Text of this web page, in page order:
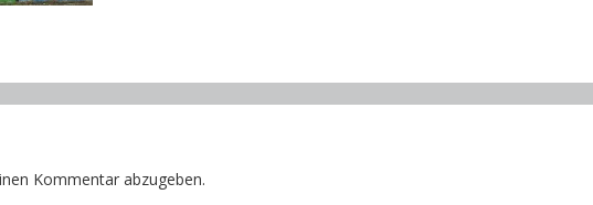
Kommentar abzugeben.